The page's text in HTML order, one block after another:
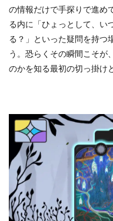
の情報だけで手探りで進め
る内に「ひょっとして、い
る？」といった疑問を持つ
う。恐らくその瞬間こそが
のかを知る最初の切っ掛け